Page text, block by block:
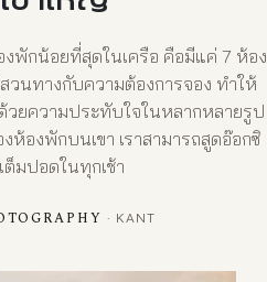
งพักน้อยที่สุดในเครือ คือมีแค่ 7 ห้อง
วนทางกับความต้องการจอง ทำให้
วยความประทับใจในหลากหลายรูป
ห้องพักบนเขา เราสามารถสูดอ๊อกซิ
ต็มปอดในทุกเช้า
· KANT